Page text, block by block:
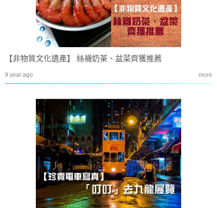
【非物質文化遺產】 絲襪奶茶、盆菜齊獲推薦
9 year ago more